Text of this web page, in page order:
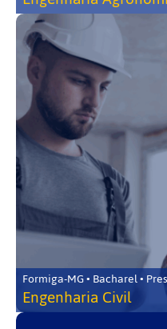
Formiga-MG • Bacharel •
Engenharia Civil